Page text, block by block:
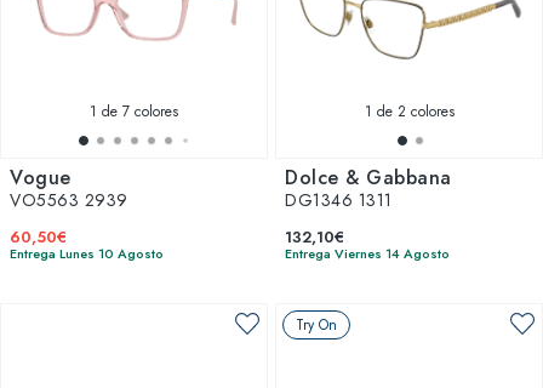
1 de 7 colores
Vogue
VO5563 2939
60,50€
Entrega Lunes 10 Agosto
1 de 2 colores
Dolce & Gabbana
DG1346 1311
132,10€
Entrega Viernes 14 Agosto
Try On